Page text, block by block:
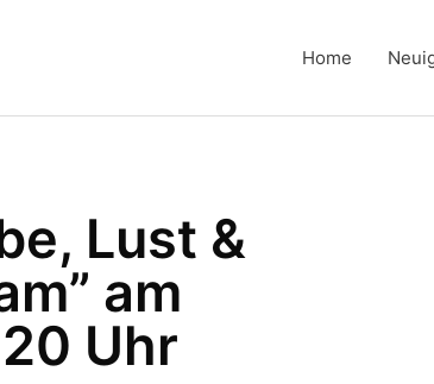
Home
Lust &
am
Uhr